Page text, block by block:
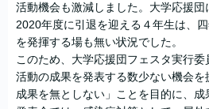
活動機会も激減しました。大学応援
2020年度に引退を迎える４年生は、
を発揮する場も無い状況でした。
このため、大学応援団フェスタ実行
活動の成果を発表する数少ない機会
成果を無としない」ことを目的に、成